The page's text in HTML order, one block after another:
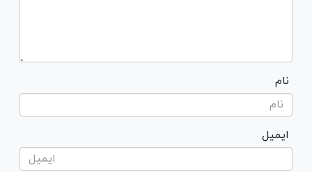
نام
ایمیل